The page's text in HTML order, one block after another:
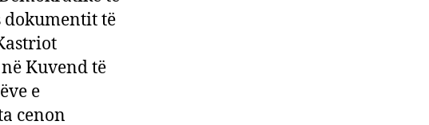
dokumentit të
Kuvend të
e
cenon